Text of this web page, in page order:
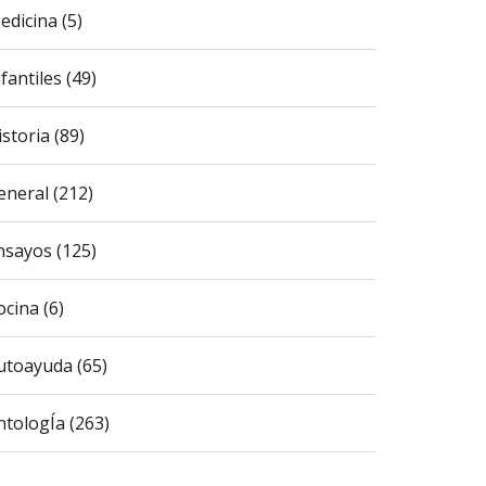
(5)
(49)
(89)
(212)
(125)
(6)
(65)
(263)